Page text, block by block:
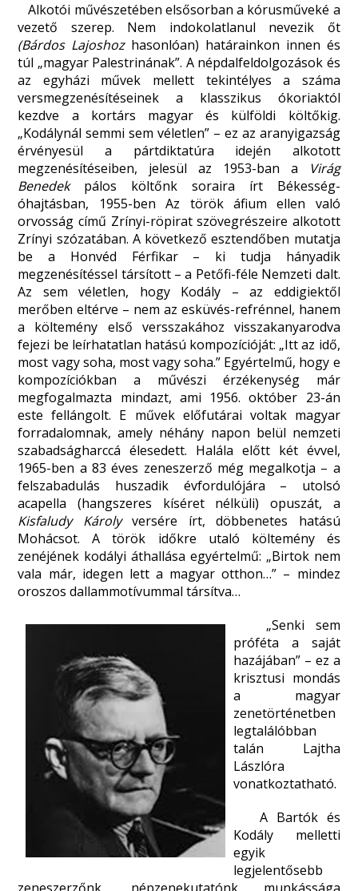
Alkotói művészetében elsősorban a kórusműveké a
vezető szerep. Nem indokolatlanul nevezik őt
(Bárdos Lajoshozhasonlóan) határainkon innen és
túl „magyar Palestrinának”. A népdalfeldolgozások és
az egyházi művek mellett tekintélyes a száma
versmegzenésítéseinek a klasszikus ókoriaktól
kezdve a kortárs magyar és külföldi költőkig.
„Kodálynál semmi sem véletlen” – ez az aranyigazság
érvényesül a pártdiktatúra idején alkotott
megzenésítéseiben, jelesül az 1953-ban a
Virág
Benedekpálos költőnk soraira írt Békesség-
óhajtásban, 1955-ben Az török áfium ellen való
orvosság című Zrínyi-röpirat szövegrészeire alkotott
Zrínyi szózatában. A következő esztendőben mutatja
be a Honvéd Férfikar – ki tudja hányadik
megzenésítéssel társított – a Petőfi-féle Nemzeti dalt.
Az sem véletlen, hogy Kodály – az eddigiektől
merőben eltérve – nem az esküvés-refrénnel, hanem
a költemény első versszakához visszakanyarodva
fejezi be leírhatatlan hatású kompozícióját: „Itt az idő,
most vagy soha, most vagy soha.” Egyértelmű, hogy e
kompozíciókban a művészi érzékenység már
megfogalmazta mindazt, ami 1956. október 23-án
este fellángolt. E művek előfutárai voltak magyar
forradalomnak, amely néhány napon belül nemzeti
szabadságharccá élesedett. Halála előtt két évvel,
1965-ben a 83 éves zeneszerző még megalkotja – a
felszabadulás huszadik évfordulójára – utolsó
acapella (hangszeres kíséret nélküli) opuszát, a
Kisfaludy Károlyversére írt, döbbenetes hatású
Mohácsot. A török időkre utaló költemény és
zenéjének kodályi áthallása egyértelmű: „Birtok nem
vala már, idegen lett a magyar otthon…” – mindez
oroszos dallammotívummal társítva…
„Senki sem
próféta a saját
hazájában” – ez a
krisztusi mondás
a magyar
zenetörténetben
legtalálóbban
talán Lajtha
Lászlóra
vonatkoztatható.
A Bartók és
Kodály melletti
egyik
legjelentősebb